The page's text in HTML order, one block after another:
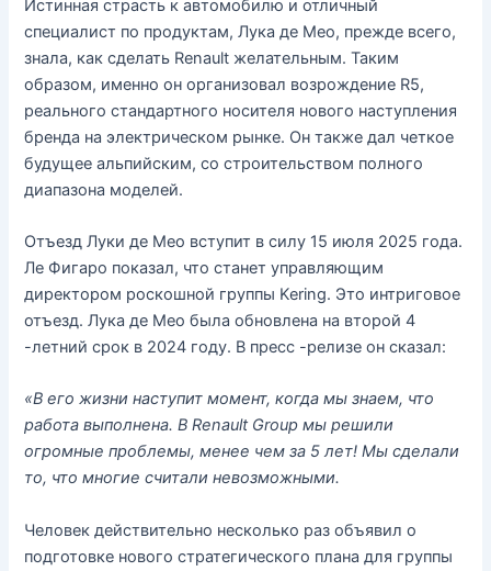
Истинная страсть к автомобилю и отличный
специалист по продуктам, Лука де Мео, прежде всего,
знала, как сделать Renault желательным. Таким
образом, именно он организовал возрождение R5,
реального стандартного носителя нового наступления
бренда на электрическом рынке. Он также дал четкое
будущее альпийским, со строительством полного
диапазона моделей.
Отъезд Луки де Мео вступит в силу 15 июля 2025 года.
Ле Фигаро показал, что станет управляющим
директором роскошной группы Kering. Это интриговое
отъезд. Лука де Мео была обновлена ​​на второй 4
-летний срок в 2024 году. В пресс -релизе он сказал:
«В его жизни наступит момент, когда мы знаем, что
работа выполнена. В Renault Group мы решили
огромные проблемы, менее чем за 5 лет! Мы сделали
то, что многие считали невозможными.
Человек действительно несколько раз объявил о
подготовке нового стратегического плана для группы